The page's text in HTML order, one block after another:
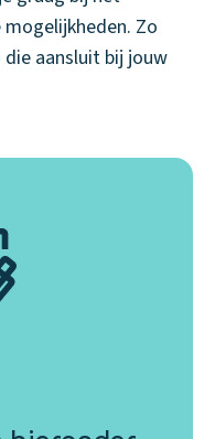
Zo
aansluit bij jouw